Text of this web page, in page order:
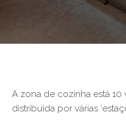
A zona de cozinha está 10
distribuída por várias